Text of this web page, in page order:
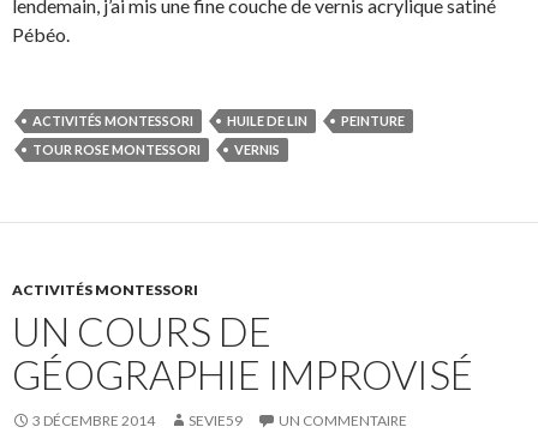
lendemain, j’ai mis une fine couche de vernis acrylique satiné
Pébéo.
ACTIVITÉS MONTESSORI HUILE DE LIN
PEINTURE
TOUR ROSE MONTESSORI
VERNIS
ACTIVITÉS MONTESSORI
UN COURS DE
GÉOGRAPHIE IMPROVISÉ
3 DÉCEMBRE 2014 SEVIE59 UN COMMENTAIRE